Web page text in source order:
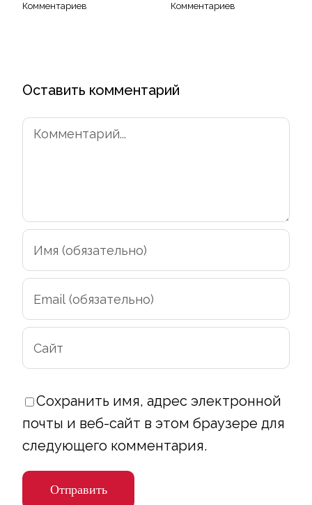
Комментариев
Комментариев
Оставить комментарий
Комментарий
Сохранить имя, адрес электронной
почты и веб-сайт в этом браузере для
следующего комментария.